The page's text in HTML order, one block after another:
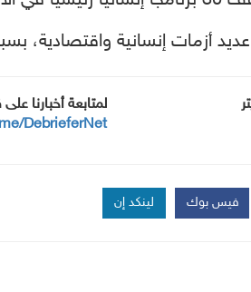
عديد أزمات إنسانية واقتصادية،
لمتابعة أخبارنا
DebrieferNet
فيس بوك لينكد إن